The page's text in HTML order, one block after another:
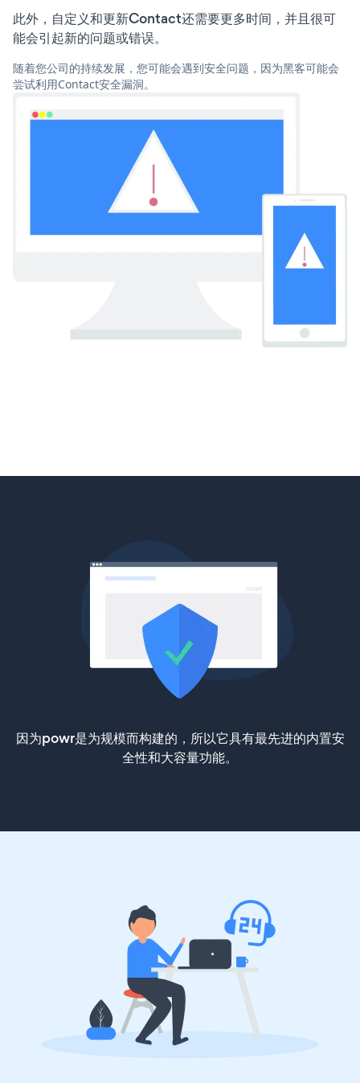
此外，自定义和更新Contact还需要更多时间，并且很可
能会引起新的问题或错误。
随着您公司的持续发展，您可能会遇到安全问题，因为黑客可能会
尝试利用Contact安全漏洞。
因为powr是为规模而构建的，所以它具有最先进的内置安
全性和大容量功能。